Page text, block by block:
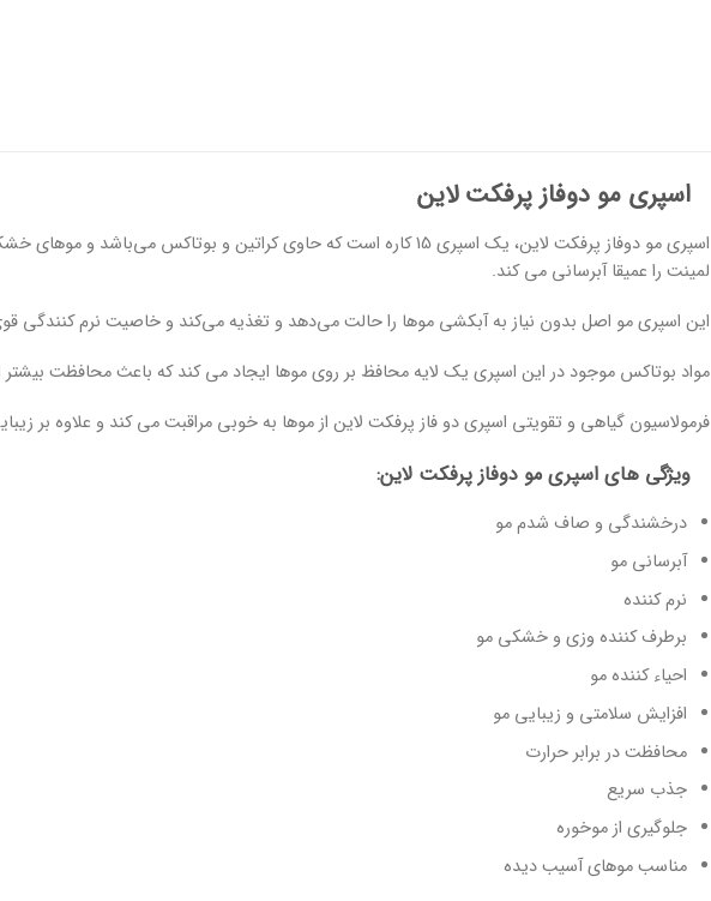
اسپری مو دوفاز پرفکت لاین
اسپری مو دوفاز پرفکت لاین، یک اسپری 15 کاره است که حاوی کراتین و
لمینت را عمیقا آبرسانی می کند.
این اسپری مو اصل بدون نیاز به آبکشی موها را حالت می‌دهد و تغذیه می‌کند و خاصیت نرم کنندگی
مواد بوتاکس موجود در این اسپری یک لایه محافظ بر روی موها ایجاد می کند که باعث محافظت
فرمولاسیون گیاهی و تقویتی اسپری دو فاز پرفکت لاین از موها به خوبی مراقبت می کند و علاوه بر
ویژگی های اسپری مو دوفاز پرفکت لاین:
درخشندگی و صاف شدم مو
آبرسانی مو
نرم کننده
برطرف کننده وزی و خشکی مو
احیاء کننده مو
افزایش سلامتی و زیبایی مو
محافظت در برابر حرارت
جذب سریع
جلوگیری از موخوره
مناسب موهای آسیب دیده